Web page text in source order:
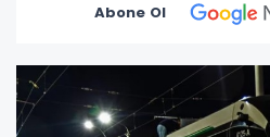
Abone Ol